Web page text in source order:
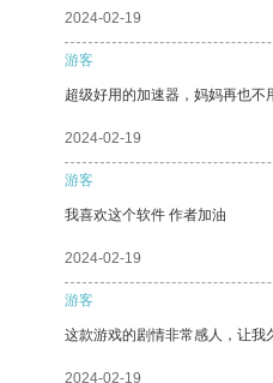
2024-02-19
游客
超级好用的加速器，妈妈再也不
2024-02-19
游客
我喜欢这个软件 作者加油
2024-02-19
游客
这款游戏的剧情非常感人，让我
2024-02-19